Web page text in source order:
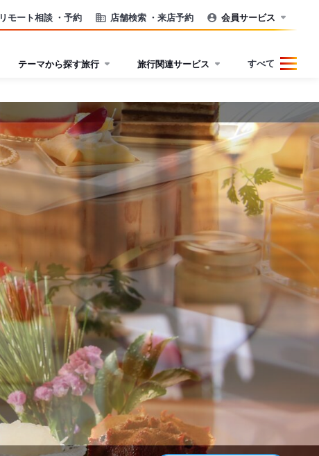
リモート相談 ・予約 店舗検索 ・来店予約 会員サービス
テーマから探す旅行 旅行関連サービス すべて